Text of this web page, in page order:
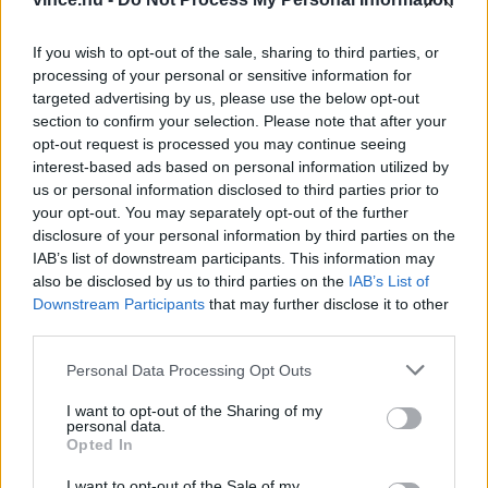
If you wish to opt-out of the sale, sharing to third parties, or
processing of your personal or sensitive information for
targeted advertising by us, please use the below opt-out
section to confirm your selection. Please note that after your
opt-out request is processed you may continue seeing
interest-based ads based on personal information utilized by
us or personal information disclosed to third parties prior to
your opt-out. You may separately opt-out of the further
disclosure of your personal information by third parties on the
IAB’s list of downstream participants. This information may
also be disclosed by us to third parties on the IAB’s List of
Downstream Participants that may further disclose it to other
Please note that this website/app uses one or more Google
not limited to your visit or usage behaviour. You may click to
grant or deny consent to Google and its third-party tags to
use your data for below specified purposes in below Google
consent section.
Personal Data Processing Opt Outs
I want to opt-out of the Sharing of my
personal data.
Opted In
Ha elég apró szemű rizst használunk, vagy ha
diétás okokból kerülni szeretnénk, a tojás
elhagyható. A vince.hu mégis azt javasolja,
legalább egyszer adjuk meg neki az esélyt és
próbáljuk ki. Csalódni biztosan nem fogunk!